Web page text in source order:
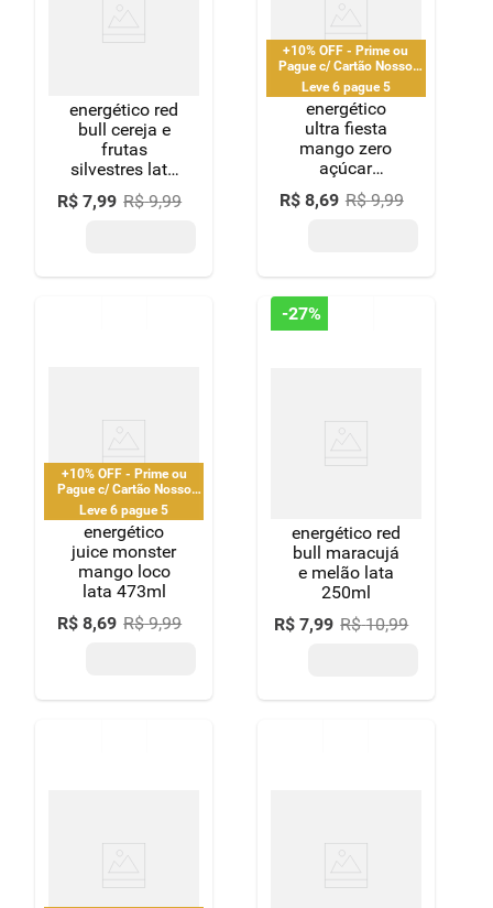
energético red
bull cereja e
frutas
silvestres lata
250ml
R$ 7,99 R$ 9,99
+10% OFF - Prime ou
Pague c/ Cartão Nosso
Pay
Leve 6 pague 5
energético
ultra fiesta
mango zero
açúcar
monster lata
473ml
R$ 8,69 R$ 9,99
+10% OFF - Prime ou
Pague c/ Cartão Nosso
Pay
Leve 6 pague 5
energético
juice monster
mango loco
lata 473ml
R$ 8,69 R$ 9,99
-27%
energético red
bull maracujá
e melão lata
250ml
R$ 7,99 R$ 10,99